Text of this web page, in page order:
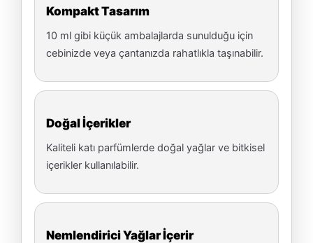
Kompakt Tasarım
10 ml gibi küçük ambalajlarda sunulduğu için
cebinizde veya çantanızda rahatlıkla taşınabilir.
Doğal İçerikler
Kaliteli katı parfümlerde doğal yağlar ve bitkisel
içerikler kullanılabilir.
Nemlendirici Yağlar İçerir